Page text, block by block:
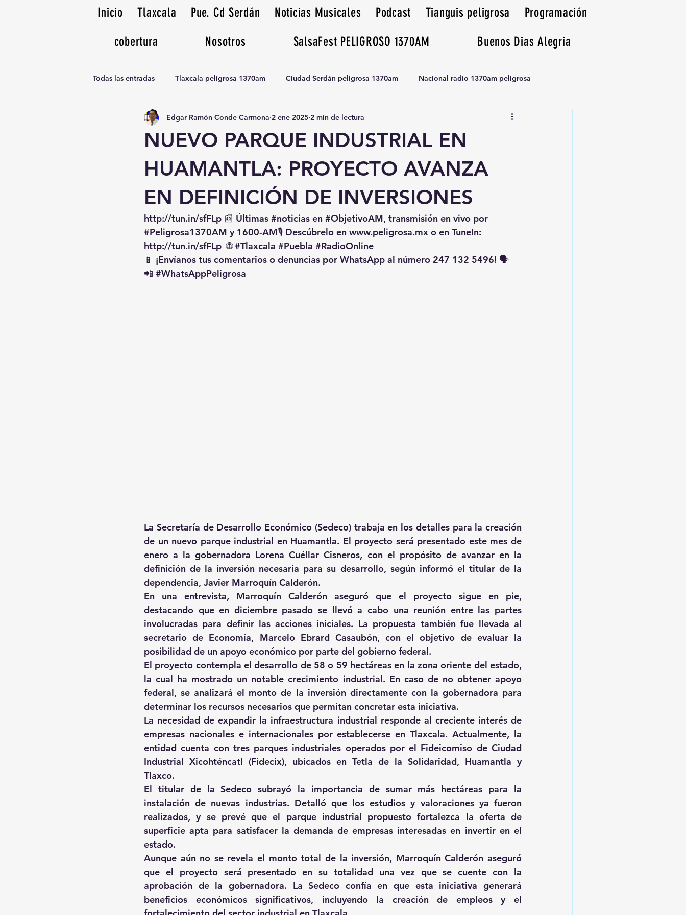
Inicio Tlaxcala Pue. Cd Serdán Noticias Musicales Podcast Tianguis peligrosa
Programación
cobertura
Nosotros SalsaFest PELIGROSO 1370AM Buenos Dias Alegria
Todas las entradas Tlaxcala peligrosa 1370am Ciudad Serdán peligrosa 1370am Nacional radio 1370am peligrosa
Noticias Musicales radio 1370am Tianguis peligrosa 1370am huamantla
NUEVO PARQUE INDUSTRIAL EN
HUAMANTLA: PROYECTO AVANZA
EN DEFINICIÓN DE INVERSIONES
Edgar Ramón Conde Carmona 2 ene 2025 2 min de lectura
http://tun.in/sfFLp 📰 Últimas #noticias en #ObjetivoAM, transmisión en vivo por
#Peligrosa1370AM y 1600-AM🎙️ Descúbrelo en www.peligrosa.mx o en TuneIn:
http://tun.in/sfFLp 🌐 #Tlaxcala #Puebla #RadioOnline
📱 ¡Envíanos tus comentarios o denuncias por WhatsApp al número 247 132 5496! 🗣️
📲 #WhatsAppPeligrosa
La Secretaría de Desarrollo Económico (Sedeco) trabaja en los detalles para la creación
de un nuevo parque industrial en Huamantla. El proyecto será presentado este mes de
enero a la gobernadora Lorena Cuéllar Cisneros, con el propósito de avanzar en la
definición de la inversión necesaria para su desarrollo, según informó el titular de la
dependencia, Javier Marroquín Calderón.
En una entrevista, Marroquín Calderón aseguró que el proyecto sigue en pie,
destacando que en diciembre pasado se llevó a cabo una reunión entre las partes
involucradas para definir las acciones iniciales. La propuesta también fue llevada al
secretario de Economía, Marcelo Ebrard Casaubón, con el objetivo de evaluar la
posibilidad de un apoyo económico por parte del gobierno federal.
El proyecto contempla el desarrollo de 58 o 59 hectáreas en la zona oriente del estado,
la cual ha mostrado un notable crecimiento industrial. En caso de no obtener apoyo
federal, se analizará el monto de la inversión directamente con la gobernadora para
determinar los recursos necesarios que permitan concretar esta iniciativa.
La necesidad de expandir la infraestructura industrial responde al creciente interés de
empresas nacionales e internacionales por establecerse en Tlaxcala. Actualmente, la
entidad cuenta con tres parques industriales operados por el Fideicomiso de Ciudad
Industrial Xicohténcatl (Fidecix), ubicados en Tetla de la Solidaridad, Huamantla y
Tlaxco.
El titular de la Sedeco subrayó la importancia de sumar más hectáreas para la
instalación de nuevas industrias. Detalló que los estudios y valoraciones ya fueron
realizados, y se prevé que el parque industrial propuesto fortalezca la oferta de
superficie apta para satisfacer la demanda de empresas interesadas en invertir en el
estado.
Aunque aún no se revela el monto total de la inversión, Marroquín Calderón aseguró
que el proyecto será presentado en su totalidad una vez que se cuente con la
aprobación de la gobernadora. La Sedeco confía en que esta iniciativa generará
beneficios económicos significativos, incluyendo la creación de empleos y el